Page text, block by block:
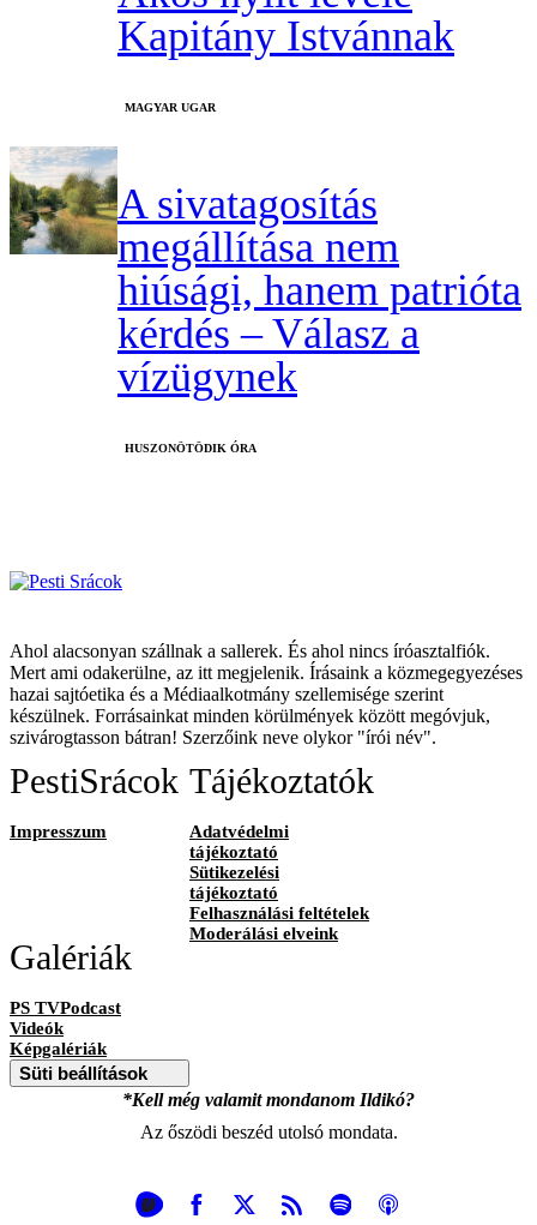
Kapitány Istvánnak
MAGYAR UGAR
A sivatagosítás
megállítása nem
hiúsági, hanem patrióta
kérdés – Válasz a
vízügynek
HUSZONÖTÖDIK ÓRA
Ahol alacsonyan szállnak a sallerek. És ahol nincs íróasztalfiók.
Mert ami odakerülne, az itt megjelenik. Írásaink a közmegegyezéses
hazai sajtóetika és a Médiaalkotmány szellemisége szerint
készülnek. Forrásainkat minden körülmények között megóvjuk,
szivárogtasson bátran! Szerzőink neve olykor "írói név".
PestiSrácok
Impresszum
Tájékoztatók
Adatvédelmi
tájékoztató
Sütikezelési
tájékoztató
Felhasználási feltételek
Moderálási elveink
Galériák
PS TVPodcast
Videók
Képgalériák
Süti beállítások
*Kell még valamit mondanom Ildikó?
Az őszödi beszéd utolsó mondata.